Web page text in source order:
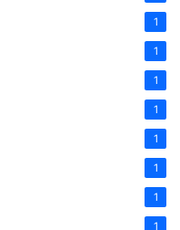
1
1
1
1
1
1
1
1